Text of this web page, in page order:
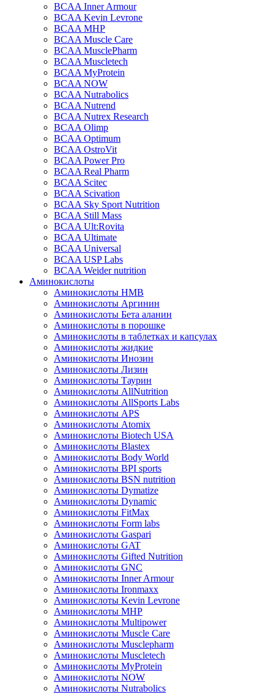
BCAA Inner Armour
BCAA Kevin Levrone
BCAA MHP
BCAA Muscle Care
BCAA MusclePharm
BCAA Muscletech
BCAA MyProtein
BCAA NOW
BCAA Nutrabolics
BCAA Nutrend
BCAA Nutrex Research
BCAA Olimp
BCAA Optimum
BCAA OstroVit
BCAA Power Pro
BCAA Real Pharm
BCAA Scitec
BCAA Scivation
BCAA Sky Sport Nutrition
BCAA Still Mass
BCAA Ult:Rovita
BCAA Ultimate
BCAA Universal
BCAA USP Labs
BCAA Weider nutrition
Аминокислоты
Аминокислоты HMB
Аминокислоты Аргинин
Аминокислоты Бета аланин
Аминокислоты в порошке
Аминокислоты в таблетках и капсулах
Аминокислоты жидкие
Аминокислоты Инозин
Аминокислоты Лизин
Аминокислоты Таурин
Аминокислоты AllNutrition
Аминокислоты AllSports Labs
Аминокислоты APS
Аминокислоты Atomix
Аминокислоты Biotech USA
Аминокислоты Blastex
Аминокислоты Body World
Аминокислоты BPI sports
Аминокислоты BSN nutrition
Аминокислоты Dymatize
Аминокислоты Dynamic
Аминокислоты FitMax
Аминокислоты Form labs
Аминокислоты Gaspari
Аминокислоты GAT
Аминокислоты Gifted Nutrition
Аминокислоты GNC
Аминокислоты Inner Armour
Аминокислоты Ironmaxx
Аминокислоты Kevin Levrone
Аминокислоты MHP
Аминокислоты Multipower
Аминокислоты Muscle Care
Аминокислоты Musclepharm
Аминокислоты Muscletech
Аминокислоты MyProtein
Аминокислоты NOW
Аминокислоты Nutrabolics